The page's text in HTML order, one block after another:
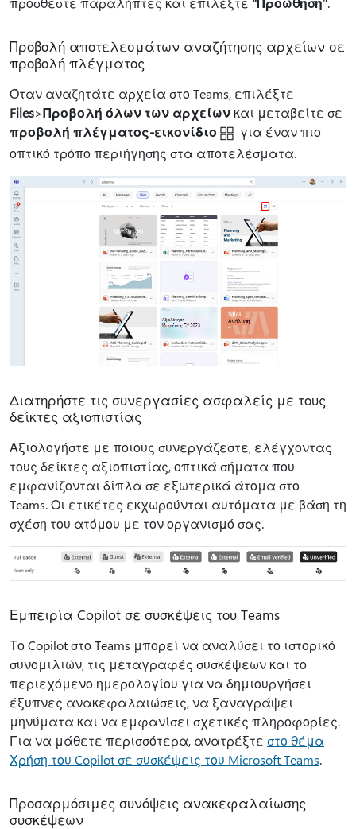
Προβολή αποτελεσμάτων αναζήτησης αρχείων σε
προβολή πλέγματος
Όταν αναζητάτε αρχεία στο Teams, επιλέξτε
Files>Προβολή όλων των αρχείων και μεταβείτε σε
προβολή πλέγματος-εικονίδιο
για έναν πιο
οπτικό τρόπο περιήγησης στα αποτελέσματα.
Διατηρήστε τις συνεργασίες ασφαλείς με τους
δείκτες αξιοπιστίας
Αξιολογήστε με ποιους συνεργάζεστε, ελέγχοντας
τους δείκτες αξιοπιστίας, οπτικά σήματα που
εμφανίζονται δίπλα σε εξωτερικά άτομα στο
Teams. Οι ετικέτες εκχωρούνται αυτόματα με βάση τη
σχέση του ατόμου με τον οργανισμό σας.
Εμπειρία Copilot σε συσκέψεις του Teams
Το Copilot στο Teams μπορεί να αναλύσει το ιστορικό
συνομιλιών, τις μεταγραφές συσκέψεων και το
περιεχόμενο ημερολογίου για να δημιουργήσει
έξυπνες ανακεφαλαιώσεις, να ξαναγράψει
μηνύματα και να εμφανίσει σχετικές πληροφορίες.
Για να μάθετε περισσότερα, ανατρέξτε στο θέμα
Χρήση του Copilot σε συσκέψεις του Microsoft Teams.
Προσαρμόσιμες συνόψεις ανακεφαλαίωσης
συσκέψεων